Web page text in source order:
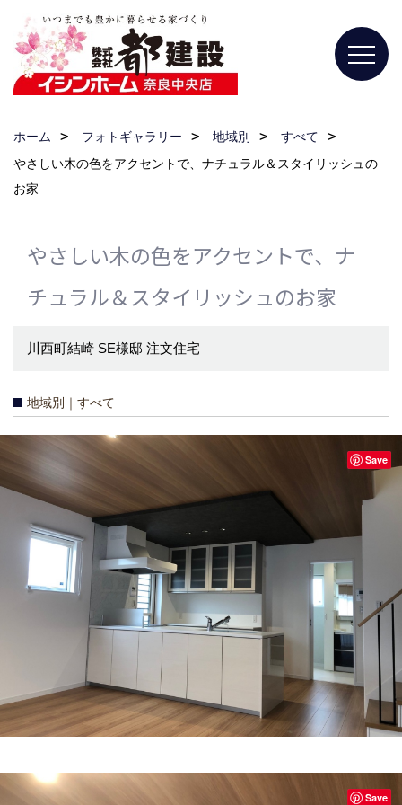
ホーム フォトギャラリー 地域別
すべて
やさしい木の色をアクセントで、ナチュラル＆スタイリッシュの
お家
やさしい木の色をアクセントで、ナ
チュラル＆スタイリッシュのお家
川西町結崎 SE様邸 注文住宅
地域別｜すべて
Save
Save